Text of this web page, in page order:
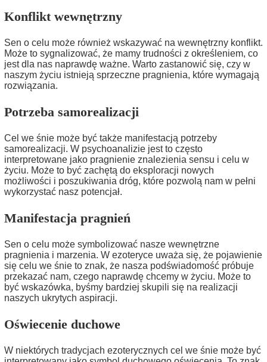
Konflikt wewnętrzny
Sen o celu może również wskazywać na wewnętrzny konflikt.
Może to sygnalizować, że mamy trudności z określeniem, co
jest dla nas naprawdę ważne. Warto zastanowić się, czy w
naszym życiu istnieją sprzeczne pragnienia, które wymagają
rozwiązania.
Potrzeba samorealizacji
Cel we śnie może być także manifestacją potrzeby
samorealizacji. W psychoanalizie jest to często
interpretowane jako pragnienie znalezienia sensu i celu w
życiu. Może to być zachętą do eksploracji nowych
możliwości i poszukiwania dróg, które pozwolą nam w pełni
wykorzystać nasz potencjał.
Manifestacja pragnień
Sen o celu może symbolizować nasze wewnętrzne
pragnienia i marzenia. W ezoteryce uważa się, że pojawienie
się celu we śnie to znak, że nasza podświadomość próbuje
przekazać nam, czego naprawdę chcemy w życiu. Może to
być wskazówka, byśmy bardziej skupili się na realizacji
naszych ukrytych aspiracji.
Oświecenie duchowe
W niektórych tradycjach ezoterycznych cel we śnie może być